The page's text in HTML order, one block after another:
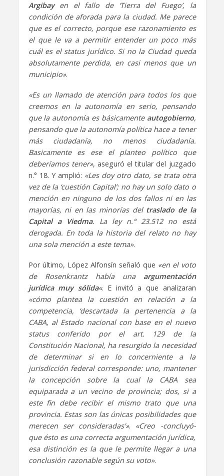
Argibayen el fallo de ‘Tierra del Fuego’, la
condición de aforada para la ciudad. Me parece
que es el correcto, porque ese razonamiento es
el que le va a permitir entender un poco más
cuál es el status jurídico. Si no la Ciudad queda
absolutamente perdida, en casi menos que un
municipio».
«Es un llamado de atención para todos los que
creemos en la autonomía en serio, pensando
que la autonomía es básicamenteautogobierno,
pensando que la autonomía política hace a tener
más ciudadanía, no menos ciudadanía.
Basicamente es ese el planteo político que
deberíamos tener», aseguró el titular del juzgado
n.° 18. Y amplió: «Les doy otro dato, se trata otra
vez de la ‘cuestión Capital’; no hay un solo dato o
mención en ninguno de los dos fallos ni en las
mayorías, ni en las minorías del traslado de la
Capital a Viedma. La ley n.° 23.512 no está
derogada. En toda la historia del relato no hay
una sola mención a este tema».
Por último, López Alfonsín señaló que «en el voto
de Rosenkrantz había una argumentación
jurídica muy sólida«. E invitó a que analizaran
«cómo plantea la cuestión en relación a la
competencia, ‘descartada la pertenencia a la
CABA, al Estado nacional con base en el nuevo
status conferido por el art. 129 de la
Constitución Nacional, ha resurgido la necesidad
de determinar si en lo concerniente a la
jurisdicción federal corresponde: uno, mantener
la concepción sobre la cual la CABA sea
equiparada a un vecino de provincia; dos, si a
este fin debe recibir el mismo trato que una
provincia. Estas son las únicas posibilidades que
merecen ser consideradas'». «Creo -concluyó-
que ésto es una correcta argumentación jurídica,
esa distinción es la que le permite llegar a una
conclusión razonable según su voto».